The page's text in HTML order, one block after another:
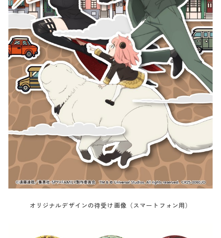
オリジナルデザインの待受け画像（スマートフォン用）